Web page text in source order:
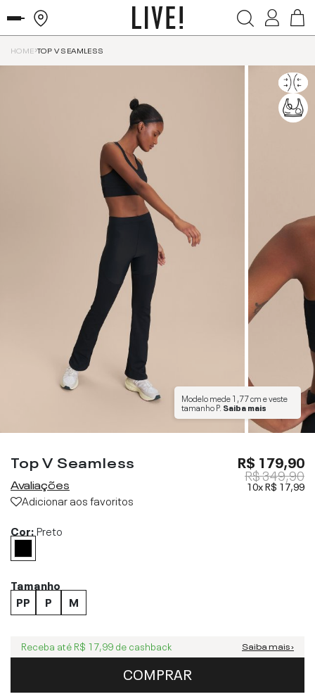
HOME TOP V SEAMLESS
Modelo mede1,77 cme veste
tamanhoP. Saiba mais
Top V Seamless
Avaliações
Adicionar aos favoritos
R$ 179,90
R$ 349,90
10xR$ 17,99
Cor:Preto
Tamanho
PP
P M
Receba até R$ 17,99 de cashback Saiba mais ›
COMPRAR